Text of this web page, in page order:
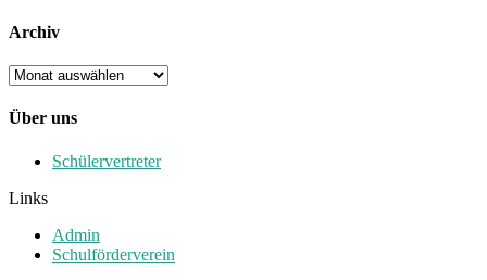
Archiv
Archiv
Über uns
Schülervertreter
Links
Admin
Schulförderverein